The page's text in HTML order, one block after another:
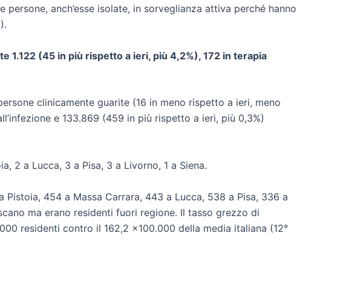
anch’esse isolate, in sorveglianza attiva perché hanno
(45 in più rispetto a ieri, più 4,2%), 172 in terapia
clinicamente guarite (16 in meno rispetto a ieri, meno
e 133.869 (459 in più rispetto a ieri, più 0,3%)
2 a Lucca, 3 a Pisa, 3 a Livorno, 1 a Siena.
Pistoia, 454 a Massa Carrara, 443 a Lucca, 538 a Pisa, 336 a
ma erano residenti fuori regione. Il tasso grezzo di
residenti contro il 162,2 x100.000 della media italiana (12°